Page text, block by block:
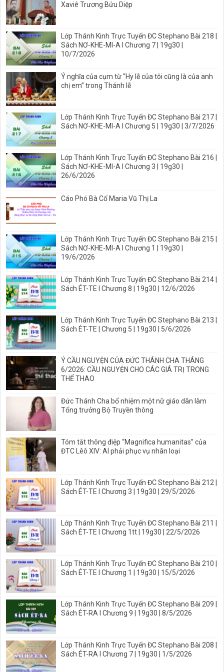
Xaviê Trương Bửu Diệp
Lớp Thánh Kinh Trực Tuyến ĐC Stephano Bài 218 |
Sách NƠ-KHE-MI-A I Chương 7 | 19g30 |
10/7/2026
Ý nghĩa của cụm từ “Hy lễ của tôi cũng là của anh
chị em” trong Thánh lễ
Lớp Thánh Kinh Trực Tuyến ĐC Stephano Bài 217 |
Sách NƠ-KHE-MI-A I Chương 5 | 19g30 | 3/7/2026
Lớp Thánh Kinh Trực Tuyến ĐC Stephano Bài 216 |
Sách NƠ-KHE-MI-A I Chương 3 | 19g30 |
26/6/2026
Cáo Phó Bà Cố Maria Vũ Thị La
Lớp Thánh Kinh Trực Tuyến ĐC Stephano Bài 215 |
Sách NƠ-KHE-MI-A I Chương 1 | 19g30 |
19/6/2026
Lớp Thánh Kinh Trực Tuyến ĐC Stephano Bài 214 |
Sách ÉT-TE I Chương 8 | 19g30 | 12/6/2026
Lớp Thánh Kinh Trực Tuyến ĐC Stephano Bài 213 |
Sách ÉT-TE | Chương 5 | 19g30 | 5/6/2026
Ý CẦU NGUYỆN CỦA ĐỨC THÁNH CHA THÁNG
6/2026: CẦU NGUYỆN CHO CÁC GIÁ TRỊ TRONG
THỂ THAO
Đức Thánh Cha bổ nhiệm một nữ giáo dân làm
Tổng trưởng Bộ Truyền thông
Tóm tắt thông điệp “Magnifica humanitas” của
ĐTC Lêô XIV: AI phải phục vụ nhân loại
Lớp Thánh Kinh Trực Tuyến ĐC Stephano Bài 212 |
Sách ÉT-TE I Chương 3 | 19g30 | 29/5/2026
Lớp Thánh Kinh Trực Tuyến ĐC Stephano Bài 211 |
Sách ÉT-TE I Chương 1tt | 19g30 | 22/5/2026
Lớp Thánh Kinh Trực Tuyến ĐC Stephano Bài 210 |
Sách ÉT-TE I Chương 1 | 19g30 | 15/5/2026
Lớp Thánh Kinh Trực Tuyến ĐC Stephano Bài 209 |
Sách ÉT-RA I Chương 9 | 19g30 | 8/5/2026
Lớp Thánh Kinh Trực Tuyến ĐC Stephano Bài 208 |
Sách ÉT-RA I Chương 7 | 19g30 | 1/5/2026